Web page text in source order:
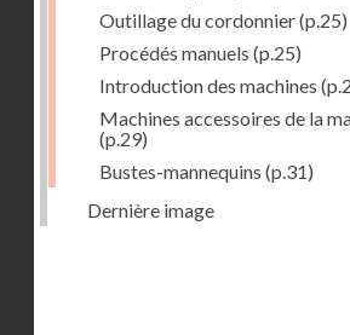
Outillage du cordonnier(p.25)
Procédés manuels (p.25)
Introduction des machines
Machines accessoires de la
(p.29)
Bustes-mannequins (p.31)
Dernière image